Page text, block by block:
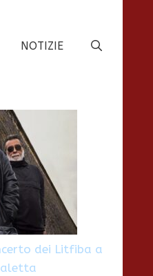
NOTIZIE
dei Litfiba a